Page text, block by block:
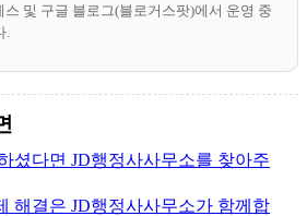
및 구글 블로그(블로거스팟)에서 운영 중
.
셨다면 JD행정사사무소를 찾아주
해결은 JD행정사사무소가 함께합